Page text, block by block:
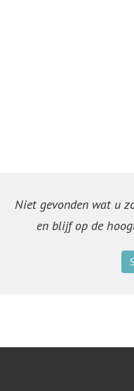
Niet gevonden wat u
en blijf op de